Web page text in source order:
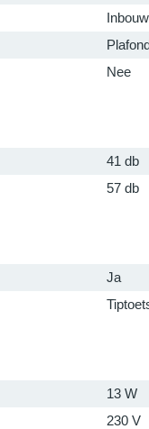
Inbouw
Nee
41 db
57 db
Ja
13 W
230 V